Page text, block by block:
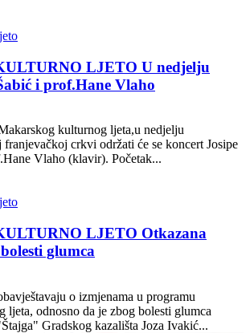
LJETO U nedjelju
i prof.Hane Vlaho
kulturnog ljeta,u nedjelju
crkvi održati će se koncert Josipe
Vlaho (klavir). Početak...
LJETO Otkazana
glumca
o izmjenama u programu
ljeta, odnosno da je zbog bolesti glumca
Gradskog kazališta Joza Ivakić...